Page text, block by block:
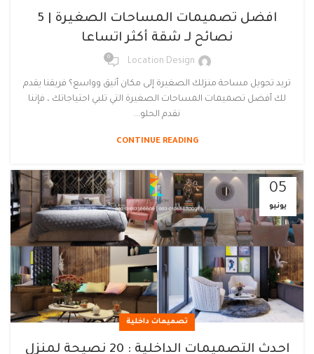
افضل تصميمات المساحات الصغيرة | 5
نصائح لـ شقة أكثر اتساعا
Location Design
0
تريد تحويل مساحة منزلك الصغيرة إلى مكان أنيق وواسع؟ فريقنا يقدم
لك أفضل تصميمات المساحات الصغيرة التي تلبي احتياجاتك ، فإننا
نقدم الحلو...
CONTINUE READING
05
يونيو
تصميمات داخلية
احدث التصميمات الداخلية : 20 نصيحة لمنزل